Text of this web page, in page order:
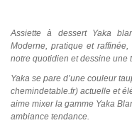
Assiette à dessert Yaka
Moderne, pratique et
notre quotidien et dessine une
Yaka se pare d’une couleur
chemindetable.fr) actuelle et
aime mixer la gamme Yaka
ambiance tendance.